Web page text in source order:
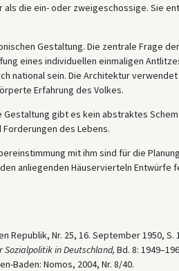
die ein- oder zweigeschossige. Sie
Gestaltung. Die zentrale Frage
eines individuellen einmaligen
national sein. Die Architektur
Erfahrung des Volkes.
gibt es kein abstraktes
des Lebens.
mit ihm sind für die
anliegenden Häuservierteln
Nr. 25, 16. September 1950, S.
Sozialpolitik in Deutschland, Bd. 8:
Baden: Nomos, 2004, Nr. 8/40.